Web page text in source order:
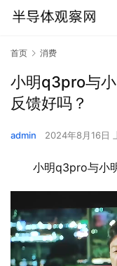
首页 消费
小明q3pro与
反馈好吗？
admin 2024年8月16日
小明q3pro与小